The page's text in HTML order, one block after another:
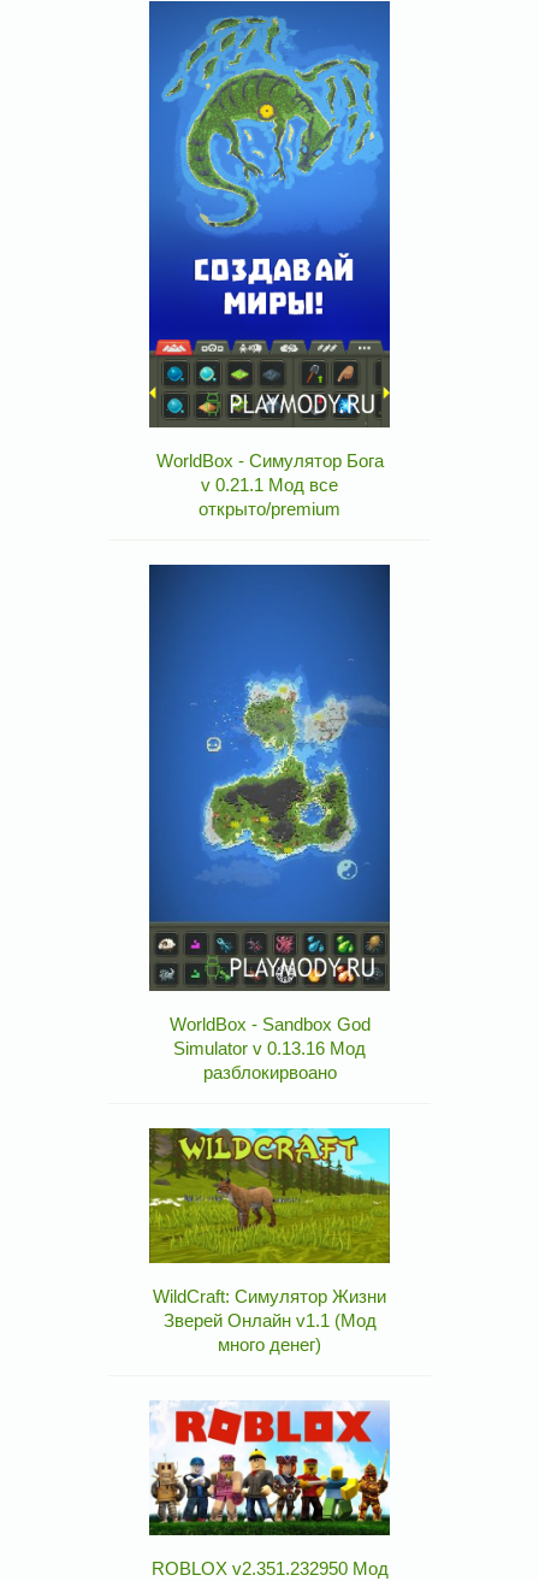
WorldBox - Симулятор Бога
v 0.21.1 Мод все
открыто/premium
WorldBox - Sandbox God
Simulator v 0.13.16 Мод
разблокирвоано
WildCraft: Симулятор Жизни
Зверей Онлайн v1.1 (Мод
много денег)
ROBLOX v2.351.232950 Мод